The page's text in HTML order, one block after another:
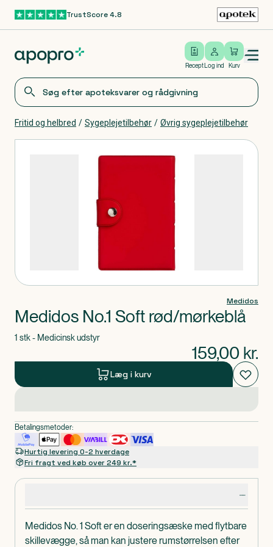
Gå til hovedindholdTrustScore 4.8
Recept
Log ind
Log ind Kurv
Open/close menu
Fritid og helbred / Sygeplejetilbehør / Øvrig sygeplejetilbehør
Medidos No. 1 Soft er en doseringsæske med flytbare
skillevægge, så man kan justere rumstørrelsen efter
Medidos
Medidos No.1 Soft rød/mørkeblå
1 stk - Medicinsk udstyr
159,00 kr.
Læg i kurv
Betalingsmetoder:
Hurtig levering 0-2 hverdage
Fri fragt ved køb over 249 kr.*